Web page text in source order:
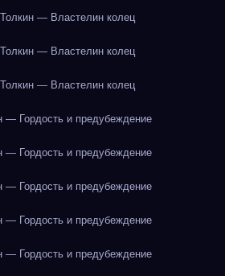
— Властелин колец
— Властелин колец
— Властелин колец
— Гордость и предубеждение
— Гордость и предубеждение
— Гордость и предубеждение
— Гордость и предубеждение
— Гордость и предубеждение